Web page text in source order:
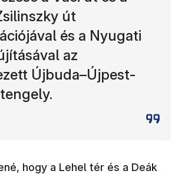
út
és a Nyugati
az
Újbuda–Újpest-
hogy a Lehel tér és a Deák